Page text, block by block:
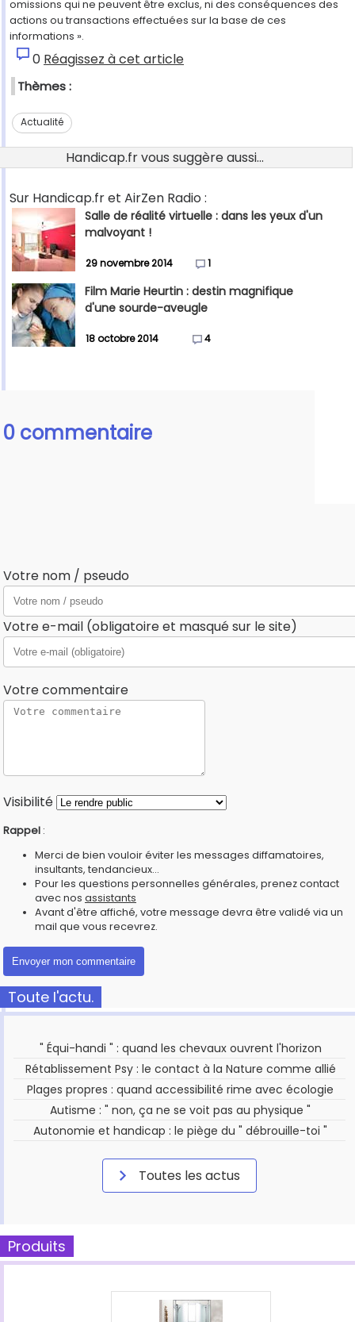
omissions qui ne peuvent être exclus, ni des conséquences des
actions ou transactions effectuées sur la base de ces
informations ».
0 Réagissez à cet article
Thèmes :
Actualité
Handicap.fr vous suggère aussi...
Sur Handicap.fr et AirZen Radio :
Salle de réalité virtuelle : dans les yeux d'un
malvoyant !
29 novembre 2014 1
Film Marie Heurtin : destin magnifique
d'une sourde-aveugle
18 octobre 2014 4
0 commentaire
Votre nom / pseudo
Votre e-mail (obligatoire et masqué sur le site)
Votre commentaire
Visibilité
Rappel :
Merci de bien vouloir éviter les messages diffamatoires,
insultants, tendancieux...
Pour les questions personnelles générales, prenez contact
avec nos assistants
Avant d'être affiché, votre message devra être validé via un
mail que vous recevrez.
Toute l'actu.
" Équi-handi " : quand les chevaux ouvrent l'horizon
Rétablissement Psy : le contact à la Nature comme allié
Plages propres : quand accessibilité rime avec écologie
Autisme : " non, ça ne se voit pas au physique "
Autonomie et handicap : le piège du " débrouille-toi "
Toutes les actus
Produits